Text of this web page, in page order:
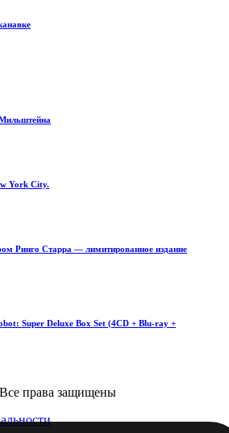
York City.
Ринго Старра — лимитированное издание
Super Deluxe Box Set (4CD + Blu-ray +
права защищены